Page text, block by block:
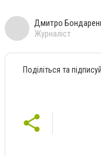
Дмитро
Журналіст
Поділіться та